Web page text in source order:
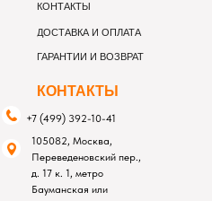
КОНТАКТЫ
КОНТАКТЫ
ДОСТАВКА И ОПЛАТА
ГАРАНТИИ И ВОЗВРАТ
105082, Москва,
Переведеновский пер.,
д. 17 к. 1, метро
Бауманская или
+7 (499) 392-10-41